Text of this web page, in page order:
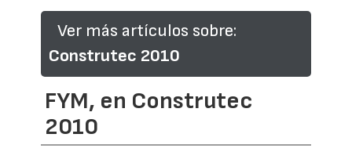
Ver más artículos sobre:
Construtec 2010
FYM, en Construtec
2010